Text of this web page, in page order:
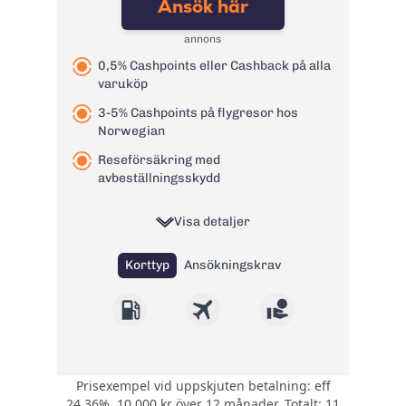
Kontantuttag i
3 %, lägst 45 kr
pappersfaktura:
29 kr
Valutapåslag:
valutakursen
Påminnelseavgift:
Övertrasseringsav
gift:
105 kr
Läs mer om Swedbank betal- och
Ansök här
annons
0,5% Cashpoints eller Cashback på alla
varuköp
3-5% Cashpoints på flygresor hos
Norwegian
Reseförsäkring med
avbeställningsskydd
Visa detaljer
Korttyp Ansökningskrav
Välj att ha 0,5%
Prisexempel vid uppskjuten betalning: eff